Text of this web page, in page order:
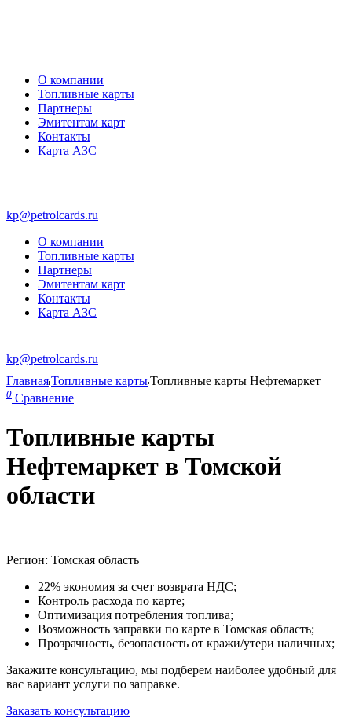
О компании
Топливные карты
Партнеры
Эмитентам карт
Контакты
Карта АЗС
kp@petrolcards.ru
О компании
Топливные карты
Партнеры
Эмитентам карт
Контакты
Карта АЗС
kp@petrolcards.ru
ГлавнаяТопливные картыТопливные карты Нефтемаркет
0 Сравнение
Топливные карты
Нефтемаркет в Томской
области
Регион: Томская область
22% экономия за счет возврата НДС;
Контроль расхода по карте;
Оптимизация потребления топлива;
Возможность заправки по карте в Томская область;
Прозрачность, безопасность от кражи/утери наличных;
Закажите консультацию, мы подберем наиболее удобный для
вас вариант услуги по заправке.
Заказать консультацию